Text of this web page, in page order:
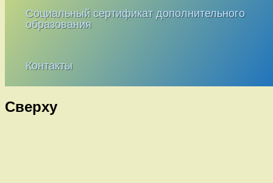
Социальный сертификат дополнительного
образования
Контакты
Сверху